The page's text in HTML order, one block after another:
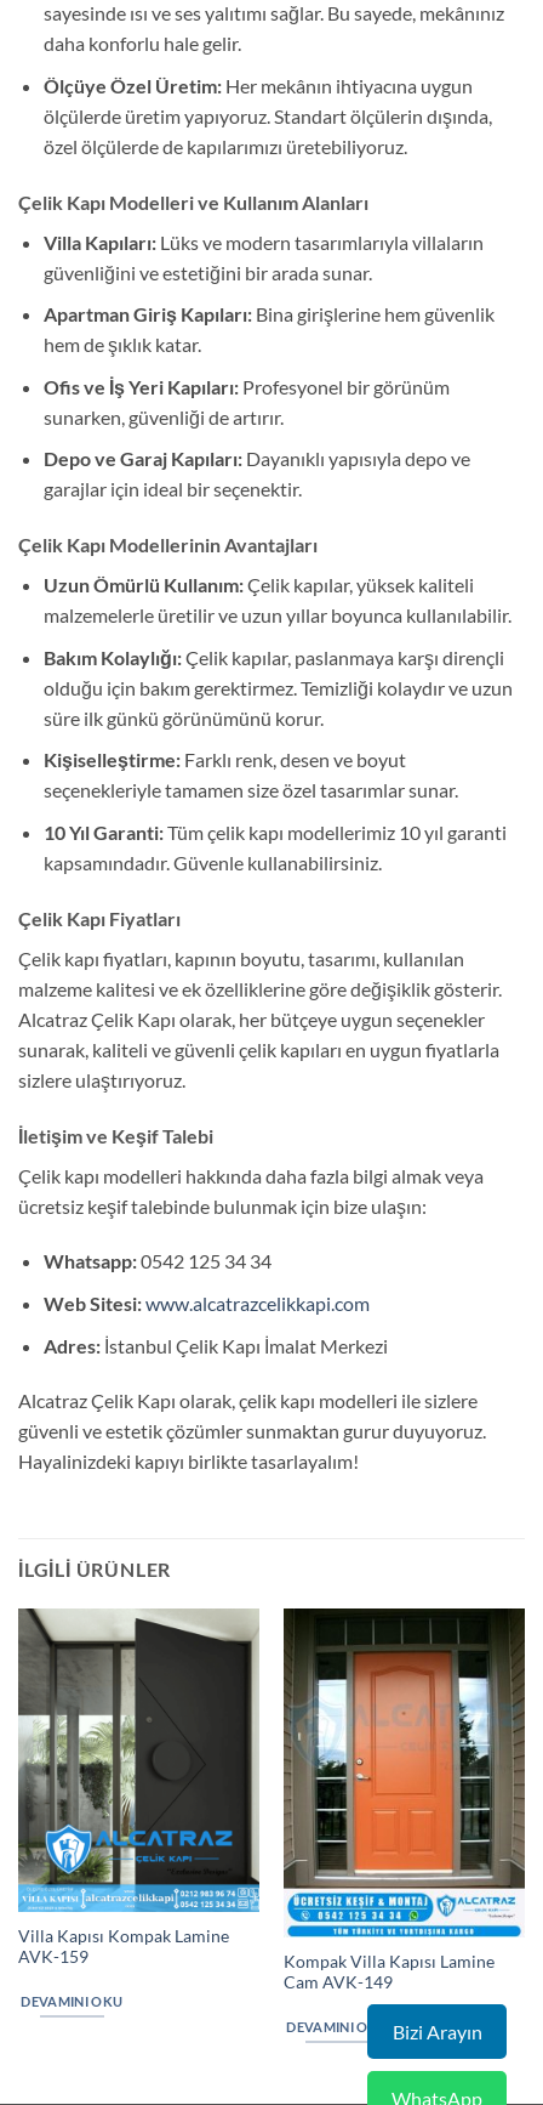
sayesinde ısı ve ses yalıtımı sağlar. Bu sayede, mekânınız
daha konforlu hale gelir.
Ölçüye Özel Üretim:Her mekânın ihtiyacına uygun
ölçülerde üretim yapıyoruz. Standart ölçülerin dışında,
özel ölçülerde de kapılarımızı üretebiliyoruz.
Çelik Kapı Modelleri ve Kullanım Alanları
Villa Kapıları:Lüks ve modern tasarımlarıyla villaların
güvenliğini ve estetiğini bir arada sunar.
Apartman Giriş Kapıları:Bina girişlerine hem güvenlik
hem de şıklık katar.
Ofis ve İş Yeri Kapıları:Profesyonel bir görünüm
sunarken, güvenliği de artırır.
Depo ve Garaj Kapıları:Dayanıklı yapısıyla depo ve
garajlar için ideal bir seçenektir.
Çelik Kapı Modellerinin Avantajları
Uzun Ömürlü Kullanım:Çelik kapılar, yüksek kaliteli
malzemelerle üretilir ve uzun yıllar boyunca kullanılabilir.
Bakım Kolaylığı:Çelik kapılar, paslanmaya karşı dirençli
olduğu için bakım gerektirmez. Temizliği kolaydır ve uzun
süre ilk günkü görünümünü korur.
Kişiselleştirme:Farklı renk, desen ve boyut
seçenekleriyle tamamen size özel tasarımlar sunar.
10 Yıl Garanti:Tüm çelik kapı modellerimiz 10 yıl garanti
kapsamındadır. Güvenle kullanabilirsiniz.
Çelik Kapı Fiyatları
Çelik kapı fiyatları, kapının boyutu, tasarımı, kullanılan
malzeme kalitesi ve ek özelliklerine göre değişiklik gösterir.
Alcatraz Çelik Kapı olarak, her bütçeye uygun seçenekler
sunarak, kaliteli ve güvenli çelik kapıları en uygun fiyatlarla
sizlere ulaştırıyoruz.
İletişim ve Keşif Talebi
Çelik kapı modelleri hakkında daha fazla bilgi almak veya
ücretsiz keşif talebinde bulunmak için bize ulaşın:
Whatsapp:0542 125 34 34
Web Sitesi:www.alcatrazcelikkapi.com
Adres:İstanbul Çelik Kapı İmalat Merkezi
Alcatraz Çelik Kapı olarak, çelik kapı modelleri ile sizlere
güvenli ve estetik çözümler sunmaktan gurur duyuyoruz.
Hayalinizdeki kapıyı birlikte tasarlayalım!
İLGILI ÜRÜNLER
Villa Kapısı Kompak Lamine
AVK-159
DEVAMINI OKU
Kompak Villa Kapısı Lamine
Cam AVK-149
DEVAMINI OKU Bizi Arayın
WhatsApp